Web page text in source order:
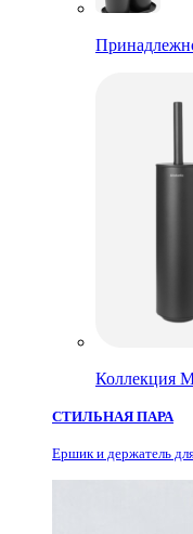
Коллекция
СТИЛЬНАЯ ПАРА
Ершик и держатель